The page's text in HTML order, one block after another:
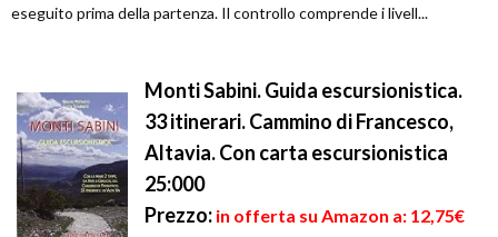
eseguito prima della partenza. Il controllo comprende i livell...
Monti Sabini. Guida escursionistica.
33 itinerari. Cammino di Francesco,
Altavia. Con carta escursionistica
25:000
Prezzo: in offerta su Amazon a: 12,75€